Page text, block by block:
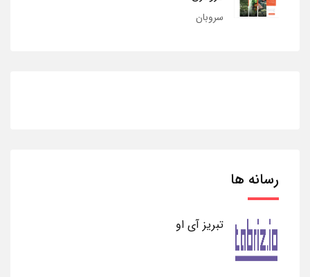
سروبان
رسانه ها
تبریز آی او